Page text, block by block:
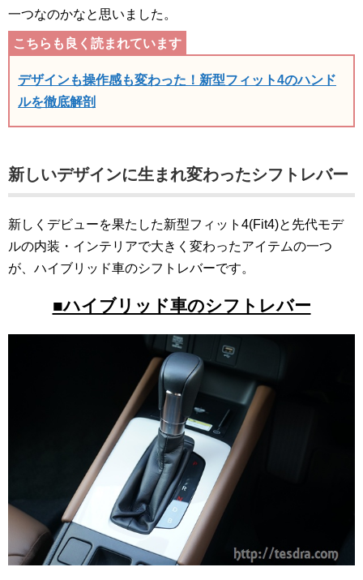
一つなのかなと思いました。
デザインも操作感も変わった！新型フィット4のハンド
ルを徹底解剖
新しいデザインに生まれ変わったシフトレバー
新しくデビューを果たした新型フィット4(Fit4)と先代モデ
ルの内装・インテリアで大きく変わったアイテムの一つ
が、ハイブリッド車のシフトレバーです。
■ハイブリッド車のシフトレバー